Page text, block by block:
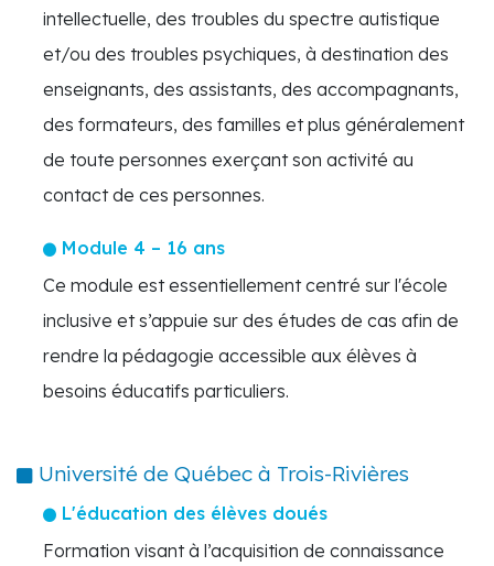
intellectuelle, des troubles du spectre autistique
et/ou des troubles psychiques, à destination des
enseignants, des assistants, des accompagnants,
des formateurs, des familles et plus généralement
de toute personnes exerçant son activité au
contact de ces personnes.
Module 4 – 16 ans
Ce module est essentiellement centré sur l'école
inclusive et s’appuie sur des études de cas afin de
rendre la pédagogie accessible aux élèves à
besoins éducatifs particuliers.
Université de Québec à Trois-Rivières
L'éducation des élèves doués
Formation visant à l’acquisition de connaissance